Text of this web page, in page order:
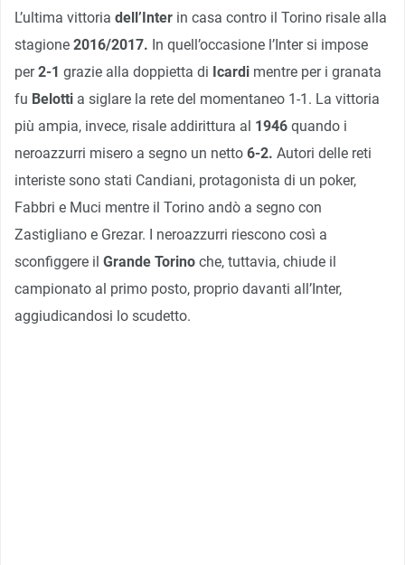
L’ultima vittoria dell’Inter in casa contro il Torino risale alla
stagione 2016/2017. In quell’occasione l’Inter si impose
per2-1 grazie alla doppietta di Icardi mentre per i granata
fu Belotti a siglare la rete del momentaneo 1-1. La vittoria
più ampia, invece, risale addirittura al 1946 quando i
neroazzurri misero a segno un netto 6-2. Autori delle reti
interiste sono stati Candiani, protagonista di un poker,
Fabbri e Muci mentre il Torino andò a segno con
Zastigliano e Grezar. I neroazzurri riescono così a
sconfiggere il Grande Torino che, tuttavia, chiude il
campionato al primo posto, proprio davanti all’Inter,
aggiudicandosi lo scudetto.